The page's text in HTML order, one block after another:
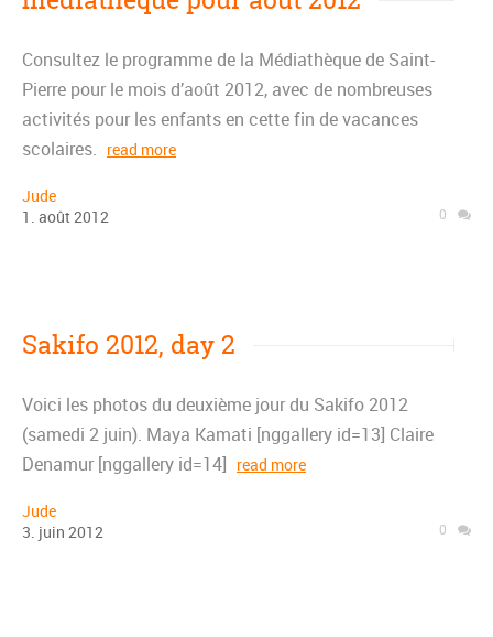
Consultez le programme de la Médiathèque de Saint-
Pierre pour le mois d’août 2012, avec de nombreuses
activités pour les enfants en cette fin de vacances
scolaires. read more
Jude
1 . août2012 0
Sakifo 2012, day 2
Voici les photos du deuxième jour du Sakifo 2012
(samedi 2 juin). Maya Kamati [nggallery id=13] Claire
Denamur [nggallery id=14] read more
Jude
3. juin 2012 0